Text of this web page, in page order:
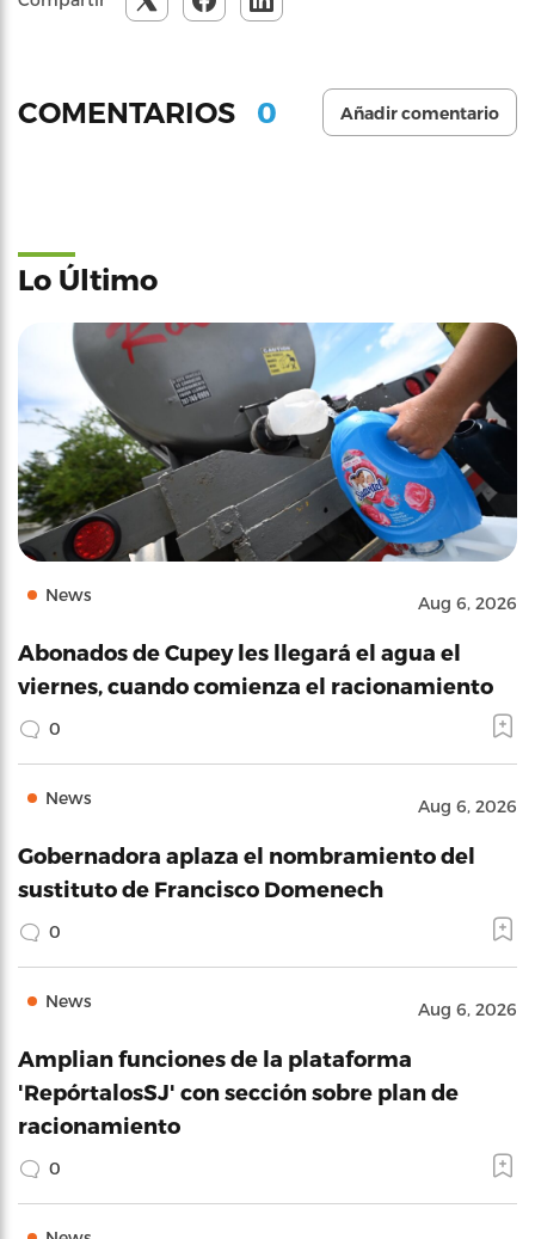
COMENTARIOS 0 Añadir comentario
Lo Último
News Aug 6, 2026
Abonados de Cupey les llegará el agua el
viernes, cuando comienza el racionamiento
0
News Aug 6, 2026
Gobernadora aplaza el nombramiento del
sustituto de Francisco Domenech
0
News Aug 6, 2026
Amplian funciones de la plataforma
'RepórtalosSJ' con sección sobre plan de
racionamiento
0